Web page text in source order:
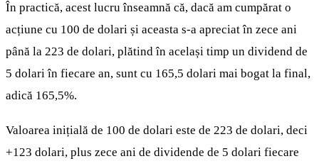
În practică, acest lucru înseamnă că, dacă am cumpărat o
acțiune cu 100 de dolari și aceasta s-a apreciat în zece ani
până la 223 de dolari, plătind în același timp un dividend de
5 dolari în fiecare an, sunt cu 165,5 dolari mai bogat la final,
adică 165,5%.
Valoarea inițială de 100 de dolari este de 223 de dolari, deci
+123 dolari, plus zece ani de dividende de 5 dolari fiecare